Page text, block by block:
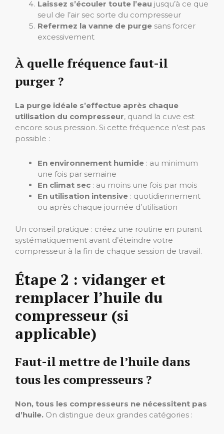
Laissez s’écouler toute l’eau jusqu’à ce que
seul de l’air sec sorte du compresseur
Refermez la vanne de purge sans forcer
excessivement
À quelle fréquence faut-il
purger ?
La purge idéale s’effectue après chaque
utilisation du compresseur, quand la cuve est
encore sous pression. Si cette fréquence n’est pas
possible :
En environnement humide : au minimum
une fois par semaine
En climat sec : au moins une fois par mois
En utilisation intensive : quotidiennement
ou après chaque journée d’utilisation
Un conseil pratique : créez une routine en purant
systématiquement avant d’éteindre votre
compresseur à la fin de chaque session de travail.
Étape 2 : vidanger et
remplacer l’huile du
compresseur (si
applicable)
Faut-il mettre de l’huile dans
tous les compresseurs ?
Non, tous les compresseurs ne nécessitent pas
d’huile. On distingue deux grandes catégories :